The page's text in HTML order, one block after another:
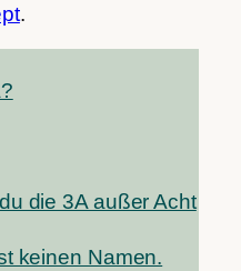
.
die 3A außer Acht
keinen Namen.